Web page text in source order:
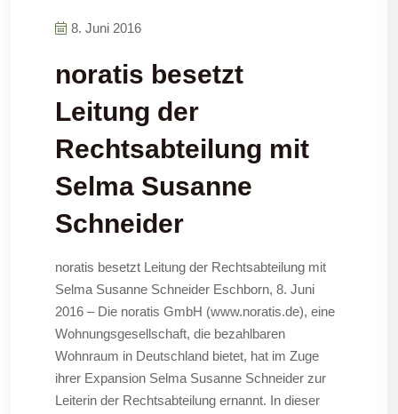
8. Juni 2016
noratis besetzt
Leitung der
Rechtsabteilung mit
Selma Susanne
Schneider
noratis besetzt Leitung der Rechtsabteilung mit
Selma Susanne Schneider Eschborn, 8. Juni
2016 – Die noratis GmbH (www.noratis.de), eine
Wohnungsgesellschaft, die bezahlbaren
Wohnraum in Deutschland bietet, hat im Zuge
ihrer Expansion Selma Susanne Schneider zur
Leiterin der Rechtsabteilung ernannt. In dieser